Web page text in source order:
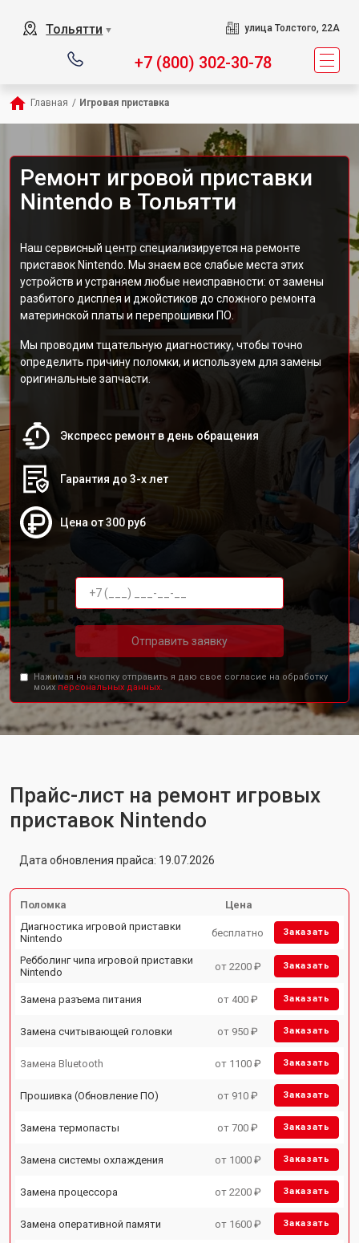
Тольятти ▼ улица Толстого, 22А
+7 (800) 302-30-78
Главная / Игровая приставка
Ремонт игровой приставки
Nintendo в Тольятти
Наш сервисный центр специализируется на ремонте
приставок Nintendo. Мы знаем все слабые места этих
устройств и устраняем любые неисправности: от замены
разбитого дисплея и джойстиков до сложного ремонта
материнской платы и перепрошивки ПО.
Мы проводим тщательную диагностику, чтобы точно
определить причину поломки, и используем для замены
оригинальные запчасти.
Экспресс ремонт в день обращения
Гарантия до 3-х лет
Цена от 300 руб
Отправить заявку
Нажимая на кнопку отправить я даю свое согласие на обработку
моих персональных данных.
Прайс-лист на ремонт игровых
приставок Nintendo
Дата обновления прайса: 19.07.2026
Поломка
Цена
Диагностика игровой приставки
Nintendo
бесплатно Заказать
Ребболинг чипа игровой приставки
Nintendo
от 2200 ₽ Заказать
Замена разъема питания от 400 ₽ Заказать
Замена считывающей головки от 950 ₽ Заказать
Замена Bluetooth от 1100 ₽ Заказать
Прошивка (Обновление ПО) от 910 ₽ Заказать
Замена термопасты от 700 ₽ Заказать
Замена системы охлаждения от 1000 ₽ Заказать
Замена процессора от 2200 ₽ Заказать
Замена оперативной памяти от 1600 ₽ Заказать